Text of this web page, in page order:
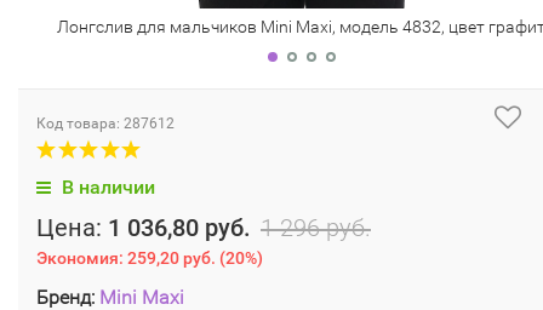
Лонгслив для мальчиков Mini Maxi, модель 4832, цвет
Код товара: 287612
В наличии
Цена: 1 036,80 руб. 1 296 руб.
Экономия: 259,20 руб. (20%)
Бренд: Mini Maxi